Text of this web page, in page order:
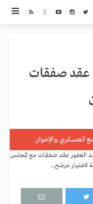
عقد صفقات
الغفور عقد صفقات مع المجلس
لاختيار مرشح...